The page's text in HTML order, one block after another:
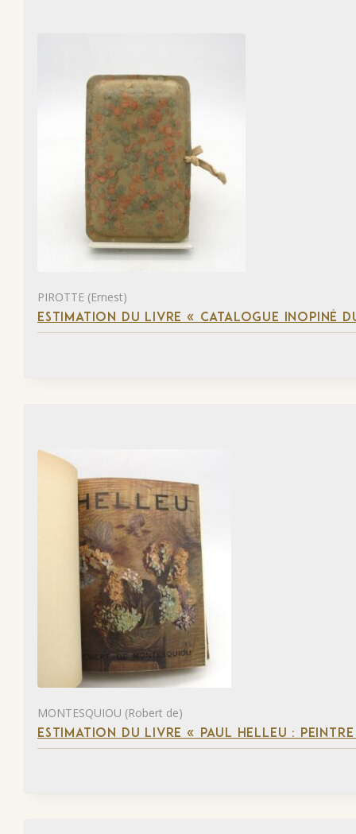
PIROTTE (Ernest)
ESTIMATION DU LIVRE « CATALOGUE INOPINÉ
MONTESQUIOU (Robert de)
ESTIMATION DU LIVRE « PAUL HELLEU :